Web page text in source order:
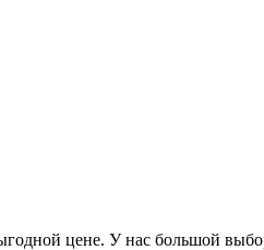
цене. У нас большой